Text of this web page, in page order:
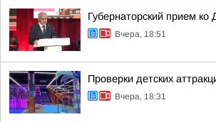
Губернаторский прием ко
Вчера, 18:51
Проверки детских
Вчера, 18:31